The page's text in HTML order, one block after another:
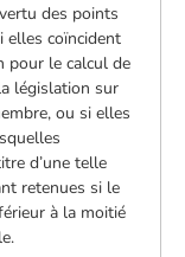
des points
elles coïncident
pour le calcul de
législation sur
ou si elles
d’une telle
retenues si le
à la moitié